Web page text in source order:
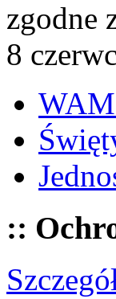
zgodne
8
::